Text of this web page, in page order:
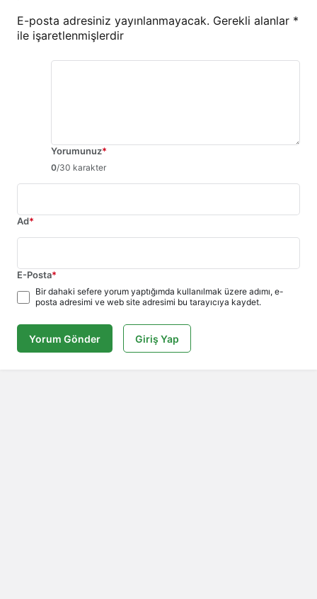
E-posta adresiniz yayınlanmayacak. Gerekli alanlar *
ile işaretlenmişlerdir
Yorumunuz*
0/30 karakter
Ad*
E-Posta*
Bir dahaki sefere yorum yaptığımda kullanılmak üzere adımı, e-
posta adresimi ve web site adresimi bu tarayıcıya kaydet.
Yorum Gönder Giriş Yap